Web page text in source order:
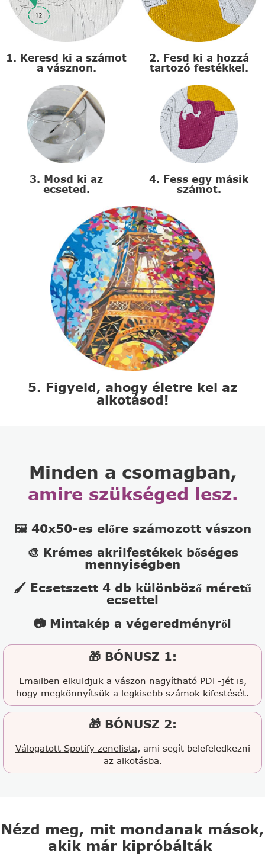
1. Keresd ki a számot
a vásznon.
2. Fesd ki a hozzá
tartozó festékkel.
3. Mosd ki az
ecseted.
4. Fess egy másik
számot.
5. Figyeld, ahogy életre kel az
alkotásod!
Minden a csomagban,
amire szükséged lesz.
🖼️ 40x50-es előre számozott vászon
🎨 Krémes akrilfestékek bőséges
mennyiségben
🖌️ Ecsetszett 4 db különböző méretű
ecsettel
📷 Mintakép a végeredményről
🎁 BÓNUSZ 1:
Emailben elküldjük a vászon nagyítható PDF-jét is,
hogy megkönnyítsük a legkisebb számok kifestését.
🎁 BÓNUSZ 2:
Válogatott Spotify zenelista, ami segít belefeledkezni
az alkotásba.
Nézd meg, mit mondanak mások,
akik már kipróbálták